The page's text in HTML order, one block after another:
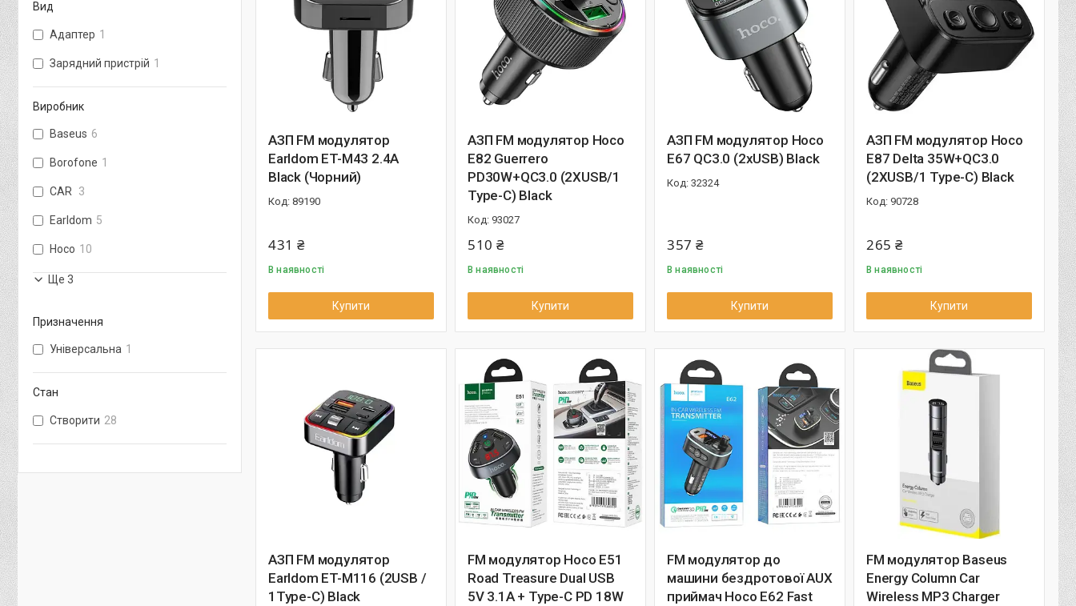
АЗП FM модулятор
Earldom ET-M43 2.4A
Black (Чорний)
89190
431 ₴
В наявності
Купити
АЗП FM модулятор Hoco
E82 Guerrero
PD30W+QC3.0 (2XUSB/1
Type-C) Black
93027
510 ₴
В наявності
Купити
АЗП FM модулятор Hoco
E67 QC3.0 (2xUSB) Black
32324
357 ₴
В наявності
Купити
АЗП FM модулятор Hoco
E87 Delta 35W+QC3.0
(2XUSB/1 Type-C) Black
90728
265 ₴
В наявності
Купити
АЗП FM модулятор
Earldom ET-M116 (2USB /
1Type-C) Black
FM модулятор Hoco E51
Road Treasure Dual USB
5V 3.1A + Type-C PD 18W
FM модулятор до
машини бездротової AUX
приймач Hoco E62 Fast
FM модулятор Baseus
Energy Column Car
Wireless MP3 Charger
Вид
Адаптер 1
Зарядний пристрій 1
Виробник
Baseus 6
Borofone 1
CAR 3
Earldom 5
Hoco 10
Ще 3
Призначення
Універсальна 1
Стан
Створити 28